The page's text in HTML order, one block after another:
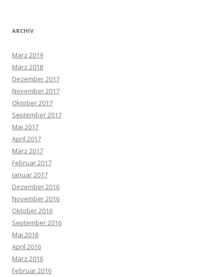
ARCHIV
März 2019
März 2018
Dezember 2017
November 2017
Oktober 2017
September 2017
Mai 2017
April 2017
März 2017
Februar 2017
Januar 2017
Dezember 2016
November 2016
Oktober 2016
September 2016
Mai 2016
April 2016
März 2016
Februar 2016